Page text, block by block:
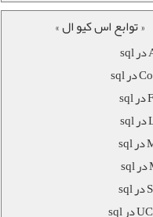
« توابع اس کیو ال »